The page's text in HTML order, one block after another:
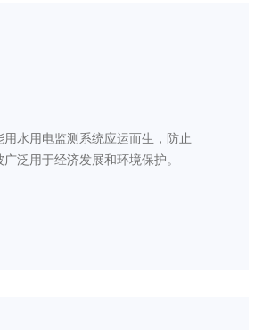
水用电监测系统应运而生，防止
泛用于经济发展和环境保护。